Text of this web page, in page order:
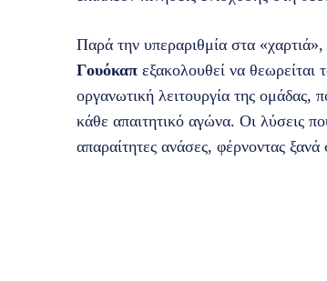
Παρά την υπεραριθμία στα
Γουόκαπ εξακολουθεί να θεωρείται
οργανωτική λειτουργία της ομάδας,
κάθε απαιτητικό αγώνα. Οι λύσεις
απαραίτητες ανάσες, φέρνοντας